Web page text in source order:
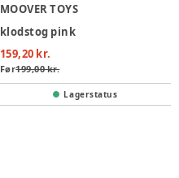
MOOVER TOYS
klodstog pink
159,20 kr.
Før199,00 kr.
Lagerstatus